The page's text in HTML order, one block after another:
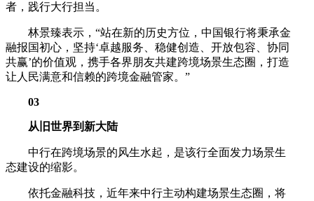
者，践行大行担当。
林景臻表示，“站在新的历史方位，中国银行将秉承金
融报国初心，坚持‘卓越服务、稳健创造、开放包容、协同
共赢’的价值观，携手各界朋友共建跨境场景生态圈，打造
让人民满意和信赖的跨境金融管家。”
03
从旧世界到新大陆
中行在跨境场景的风生水起，是该行全面发力场景生
态建设的缩影。
依托金融科技，近年来中行主动构建场景生态圈，将